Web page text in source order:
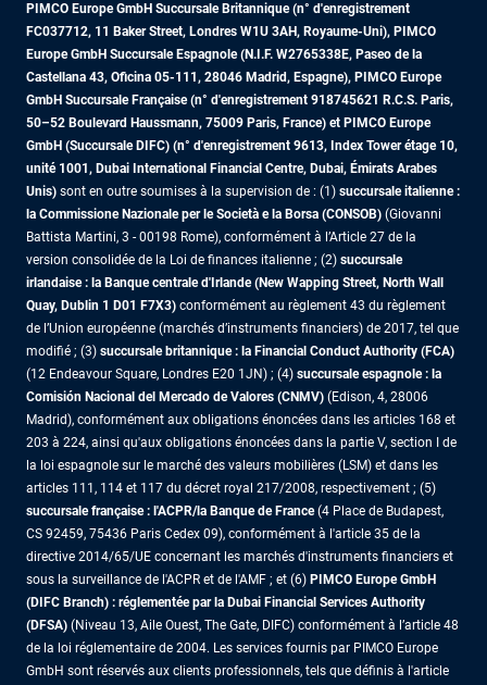
PIMCO Europe GmbH Succursale Britannique (n° d'enregistrement
FC037712, 11 Baker Street, Londres W1U 3AH, Royaume-Uni), PIMCO
Europe GmbH Succursale Espagnole (N.I.F. W2765338E, Paseo de la
Castellana 43, Oficina 05-111, 28046 Madrid, Espagne), PIMCO Europe
GmbH Succursale Française (n° d'enregistrement 918745621 R.C.S. Paris,
50–52 Boulevard Haussmann, 75009 Paris, France) et PIMCO Europe
GmbH (Succursale DIFC) (n° d'enregistrement 9613, Index Tower étage 10,
unité 1001, Dubai International Financial Centre, Dubai, Émirats Arabes
Unis) sont en outre soumises à la supervision de : (1) succursale italienne :
la Commissione Nazionale per le Società e la Borsa (CONSOB) (Giovanni
Battista Martini, 3 - 00198 Rome), conformément à l’Article 27 de la
version consolidée de la Loi de finances italienne ; (2) succursale
irlandaise : la Banque centrale d'Irlande (New Wapping Street, North Wall
Quay, Dublin 1 D01 F7X3) conformément au règlement 43 du règlement
de l’Union européenne (marchés d’instruments financiers) de 2017, tel que
modifié ; (3) succursale britannique : la Financial Conduct Authority (FCA)
(12 Endeavour Square, Londres E20 1JN) ; (4) succursale espagnole : la
Comisión Nacional del Mercado de Valores (CNMV) (Edison, 4, 28006
Madrid), conformément aux obligations énoncées dans les articles 168 et
203 à 224, ainsi qu'aux obligations énoncées dans la partie V, section I de
la loi espagnole sur le marché des valeurs mobilières (LSM) et dans les
articles 111, 114 et 117 du décret royal 217/2008, respectivement ; (5)
succursale française : l'ACPR/la Banque de France(4 Place de Budapest,
CS 92459, 75436 Paris Cedex 09), conformément à l'article 35 de la
directive 2014/65/UE concernant les marchés d'instruments financiers et
sous la surveillance de l'ACPR et de l'AMF ; et (6) PIMCO Europe GmbH
(DIFC Branch) : réglementée par la Dubai Financial Services Authority
(DFSA) (Niveau 13, Aile Ouest, The Gate, DIFC) conformément à l’article 48
de la loi réglementaire de 2004. Les services fournis par PIMCO Europe
GmbH sont réservés aux clients professionnels, tels que définis à l'article